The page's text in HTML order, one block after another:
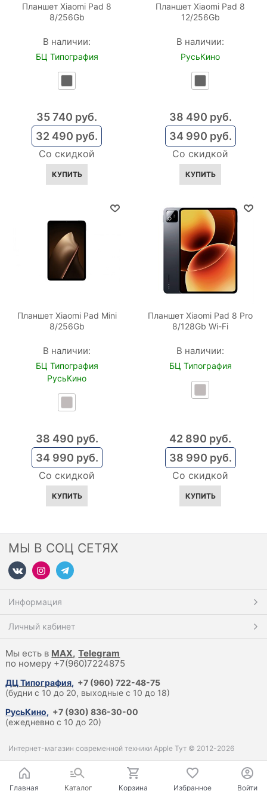
Планшет Xiaomi Pad 8
8/256Gb
В наличии:
БЦ Типография
32 490 руб.
Со скидкой
35 740 руб.
КУПИТЬ
Планшет Xiaomi Pad 8
12/256Gb
В наличии:
РусьКино
34 990 руб.
Со скидкой
38 490 руб.
КУПИТЬ
Планшет Xiaomi Pad Mini
8/256Gb
В наличии:
БЦ Типография
РусьКино
34 990 руб.
Со скидкой
38 490 руб.
КУПИТЬ
Планшет Xiaomi Pad 8 Pro
8/128Gb Wi-Fi
В наличии:
БЦ Типография
38 990 руб.
Со скидкой
42 890 руб.
КУПИТЬ
МЫ В СОЦ СЕТЯХ
Информация
Личный кабинет
Мы есть в MAX, Telegram
по номеру +7(960)7224875
ДЦ Типография, +7 (960) 722-48-75
(будни с 10 до 20, выходные с 10 до 18)
РусьКино, +7 (930) 836-30-00
(ежедневно с 10 до 20)
Интернет-магазин современной техники Apple Тут © 2012-2026
Главная Каталог Корзина Избранное Войти